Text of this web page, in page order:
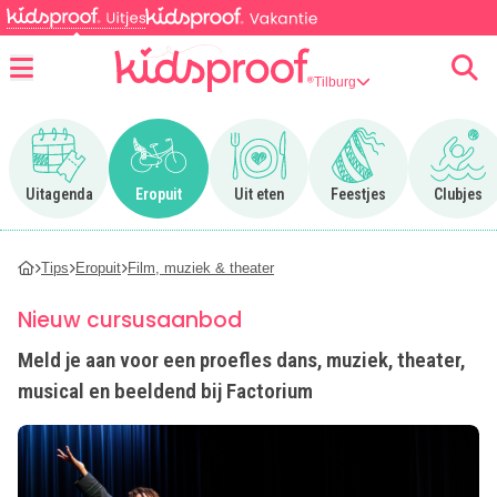
Tilburg
Uitagenda
Ga naar Uitagenda
Eropuit
Ga naar Eropuit
Uit eten
Ga naar Uit eten
Feestjes
Ga naar Feestjes
Clubjes
Ga
Tips Eropuit Film, muziek & theater
Nieuw cursusaanbod
Meld je aan voor een proefles dans, muziek, theater,
musical en beeldend bij Factorium